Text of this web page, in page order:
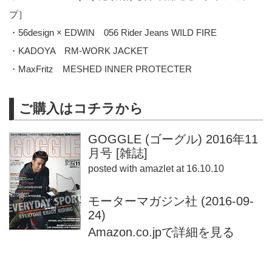
プ］
・56design × EDWIN 056 Rider Jeans WILD FIRE
・KADOYA RM-WORK JACKET
・MaxFritz MESHED INNER PROTECTER
ご購入はコチラから
GOGGLE (ゴーグル) 2016年11
月号 [雑誌]
posted with amazletat 16.10.10
モーターマガジン社 (2016-09-
24)
Amazon.co.jpで詳細を見る